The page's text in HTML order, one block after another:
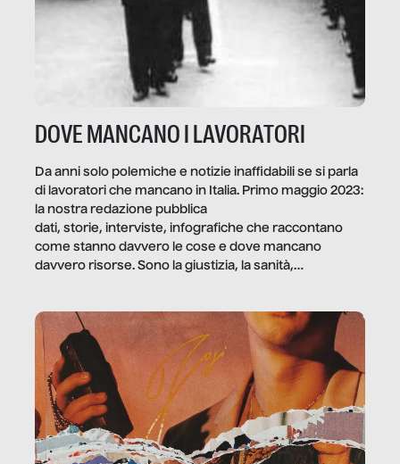
DOVE MANCANO I LAVORATORI
Da anni solo polemiche e notizie inaffidabili se si parla
di lavoratori che mancano in Italia. Primo maggio 2023:
la nostra redazione pubblica
dati, storie, interviste, infografiche che raccontano
come stanno davvero le cose e dove mancano
davvero risorse. Sono la giustizia, la sanità,